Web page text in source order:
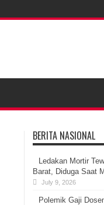
BERITA NASIONAL
Ledakan Mortir
Barat, Diduga Saat
July 9, 2026
Polemik Gaji